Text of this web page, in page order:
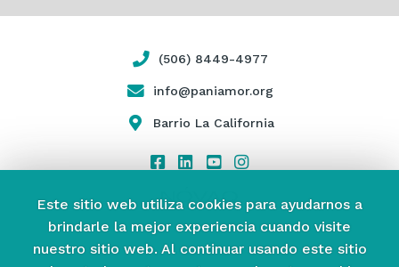
(506) 8449-4977
info@paniamor.org
Barrio La California
Este sitio web utiliza cookies para ayudarnos a
brindarle la mejor experiencia cuando visite
nuestro sitio web. Al continuar usando este sitio